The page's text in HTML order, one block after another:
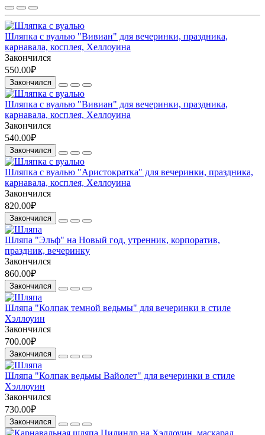
Шляпка с вуалью "Вивиан" для вечеринки, праздника,
карнавала, косплея, Хеллоуина
Закончился
550.00₽
Закончился
Шляпка с вуалью "Вивиан" для вечеринки, праздника,
карнавала, косплея, Хеллоуина
Закончился
540.00₽
Закончился
Шляпка с вуалью "Аристократка" для вечеринки, праздника,
карнавала, косплея, Хеллоуина
Закончился
820.00₽
Закончился
Шляпа "Эльф" на Новый год, утренник, корпоратив,
праздник, вечеринку
Закончился
860.00₽
Закончился
Шляпа "Колпак темной ведьмы" для вечеринки в стиле
Хэллоуин
Закончился
700.00₽
Закончился
Шляпа "Колпак ведьмы Вайолет" для вечеринки в стиле
Хэллоуин
Закончился
730.00₽
Закончился